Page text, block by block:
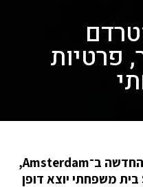
פרטיות
בלב שכונת Centrumeiland החדשה ב־Amsterdam,
תכנן משרד Studioninedots בית משפחתי יוצא דופן